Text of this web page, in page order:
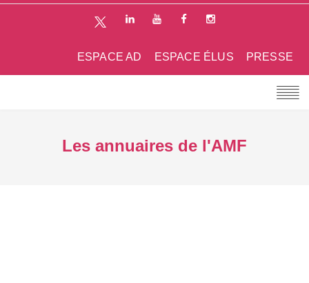
PRESSE
ESPACE ÉLUS
ESPACE AD
Les annuaires de l'AMF